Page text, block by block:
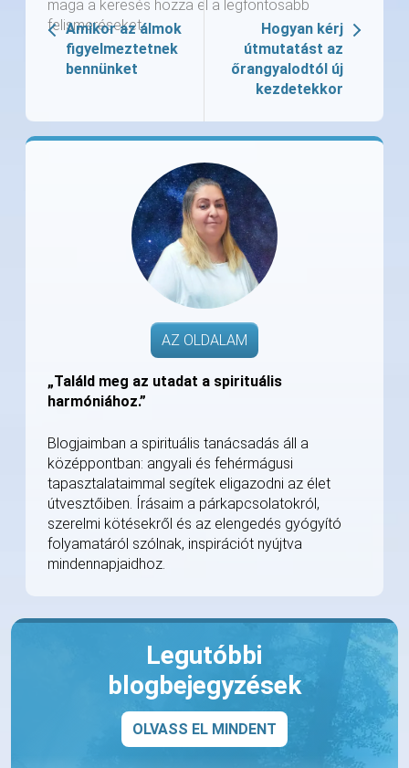
maga a keresés hozza el a legfontosabb
felismeréseket.
Amikor az álmok
figyelmeztetnek
bennünket
Hogyan kérj
útmutatást az
őrangyalodtól új
kezdetekkor
AZ OLDALAM
„Találd meg az utadat a spirituális
harmóniához.”
Blogjaimban a spirituális tanácsadás áll a
középpontban: angyali és fehérmágusi
tapasztalataimmal segítek eligazodni az élet
útvesztőiben. Írásaim a párkapcsolatokról,
szerelmi kötésekről és az elengedés gyógyító
folyamatáról szólnak, inspirációt nyújtva
mindennapjaidhoz.
Legutóbbi
blogbejegyzések
OLVASS EL MINDENT